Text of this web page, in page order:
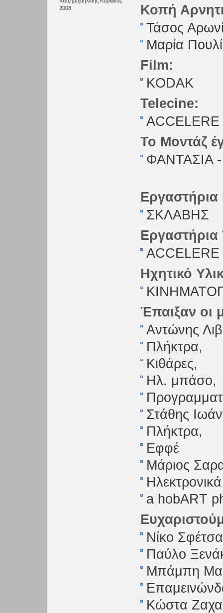
2008
Κοπή
Τάσος
Μαρία
Film:
KODAK
Telecine:
ACCELERE
Το Μοντάζ
ΦΑΝΤΑΣΙΑ
ΣΚΛΑΒΗΣ
ACCELERE
Ηχητικό
Έπαιξαν οι
Αντώνης
Πλήκτρα,
Κιθάρες,
Ηλ. μπάσο,
Στάθης
Πλήκτρα,
Εφφέ
Μάριος
a hobART
Νίκο Σφέτσα
Παύλο
Μπάμπη
Κώστα